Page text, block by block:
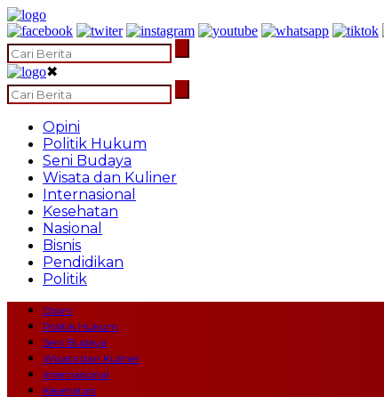
✖
Opini
Politik Hukum
Seni Budaya
Wisata dan Kuliner
Internasional
Kesehatan
Nasional
Bisnis
Pendidikan
Politik
Opini
Politik Hukum
Seni Budaya
Wisata dan Kuliner
Internasional
Kesehatan